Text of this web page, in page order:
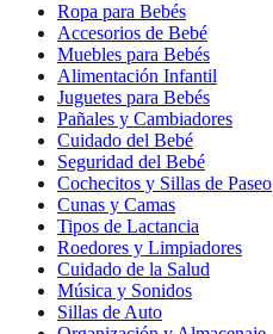
Ropa para Bebés
Accesorios de Bebé
Muebles para Bebés
Alimentación Infantil
Juguetes para Bebés
Pañales y Cambiadores
Cuidado del Bebé
Seguridad del Bebé
Cochecitos y Sillas de Paseo
Cunas y Camas
Tipos de Lactancia
Roedores y Limpiadores
Cuidado de la Salud
Música y Sonidos
Sillas de Auto